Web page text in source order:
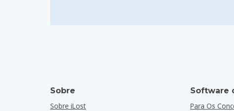
Sobre
Sobre iLost
Software
Para Os